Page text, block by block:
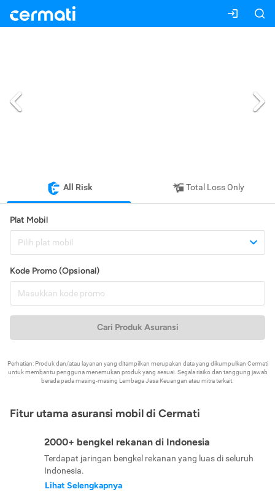
All Risk Total Loss Only
Plat Mobil
Pilih plat mobil
Kode Promo (Opsional)
Cari Produk Asuransi
Perhatian: Produk dan/atau layanan yang ditampilkan merupakan data yang dikumpulkan Cermati
untuk membantu pengguna menemukan produk yang sesuai. Segala risiko dan tanggung jawab
berada pada masing-masing Lembaga Jasa Keuangan atau mitra terkait.
Fitur utama asuransi mobil di Cermati
2000+ bengkel rekanan di Indonesia
Terdapat jaringan bengkel rekanan yang luas di seluruh
Indonesia.
Lihat Selengkapnya